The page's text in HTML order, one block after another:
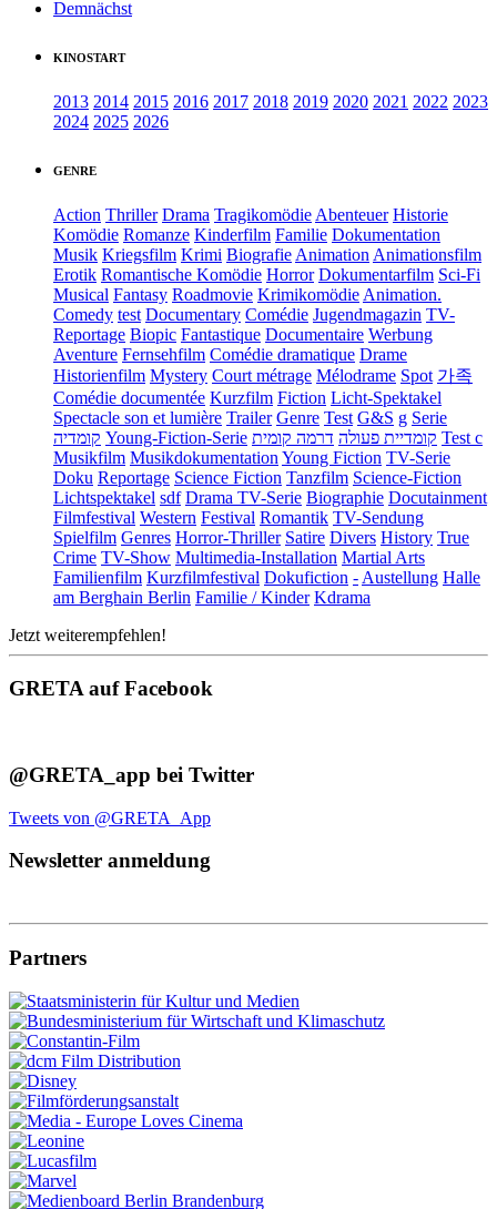
Demnächst
KINOSTART
2013 2014 2015 2016 2017 2018 2019 2020 2021 2022 2023
2024 2025 2026
GENRE
Action Thriller Drama Tragikomödie Abenteuer Historie
Komödie Romanze Kinderfilm Familie Dokumentation
Musik Kriegsfilm Krimi Biografie Animation Animationsfilm
Erotik Romantische Komödie Horror Dokumentarfilm Sci-Fi
Musical Fantasy Roadmovie Krimikomödie Animation.
Comedy test Documentary Comédie Jugendmagazin TV-
Reportage Biopic Fantastique Documentaire Werbung
Aventure Fernsehfilm Comédie dramatique Drame
Historienfilm Mystery Court métrage Mélodrame Spot 가족
Comédie documentée Kurzfilm Fiction Licht-Spektakel
Spectacle son et lumière Trailer Genre Test G&S g Serie
קומדיה Young-Fiction-Serie קומדיית פעולה דרמה קומית
Test c
Musikfilm Musikdokumentation Young Fiction TV-Serie
Doku Reportage Science Fiction Tanzfilm Science-Fiction
Lichtspektakel sdf Drama TV-Serie Biographie Docutainment
Filmfestival Western Festival Romantik TV-Sendung
Spielfilm Genres Horror-Thriller Satire Divers History True
Crime TV-Show Multimedia-Installation Martial Arts
Familienfilm Kurzfilmfestival Dokufiction - Austellung Halle
am Berghain Berlin Familie / Kinder Kdrama
Jetzt weiterempfehlen!
GRETA auf Facebook
@GRETA_app bei Twitter
Tweets von @GRETA_App
Newsletter anmeldung
Partners